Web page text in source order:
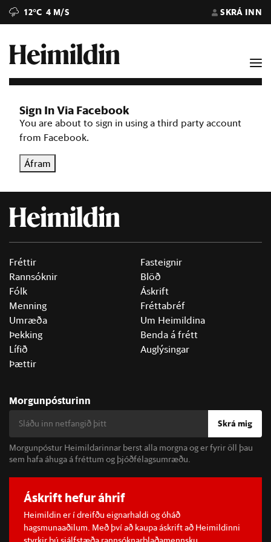
12°C 4 M/S SKRÁ INN
Sign In Via Facebook
You are about to sign in using a third party account
from Facebook.
Áfram
Fréttir
Rannsóknir
Fólk
Menning
Umræða
Þekking
Lífið
Þættir
Fasteignir
Blöð
Áskrift
Fréttabréf
Um Heimildina
Benda á frétt
Auglýsingar
Morgunpósturinn
Skrá mig
Morgunpóstur Heimildarinnar berst alla morgna og er fyrir öll þau
sem hafa áhuga á fréttum og þjóðfélagsumræðu.
Áskrift hefur áhrif
Heimildin er í dreifðu eignarhaldi og óháð
hagsmunaaðilum. Með því að kaupa áskrift að Heimildinni